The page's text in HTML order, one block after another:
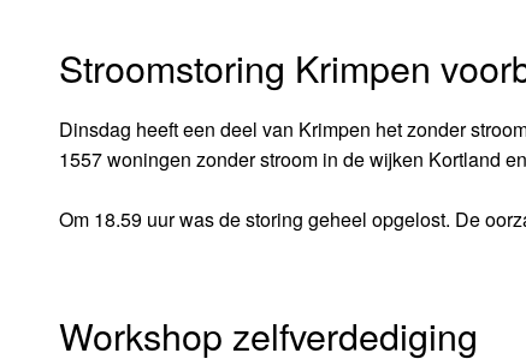
Stroomstoring Krimpen
Dinsdag heeft een deel van Krimpen het zonder
1557 woningen zonder stroom in de wijken Kortland
Om 18.59 uur was de storing geheel opgelost. De
Workshop zelfverdediging